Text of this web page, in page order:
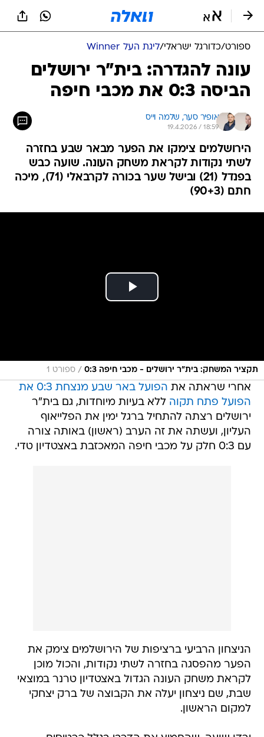
ספורט/כדורגל ישראלי/ליגת העל Winner
עונה להגדרה: בית"ר ירושלים
הביסה 0:3 את מכבי חיפה
אופיר סער, שלמה וייס
19.4.2026 / 18:59
הירושלמים צימקו את הפער מבאר שבע בחזרה
לשתי נקודות לקראת משחק העונה. שועה כבש
בפנדל (21) ובישל שער בכורה לקרבאלי (71), מיכה
חתם (90+3)
תקציר המשחק: בית"ר ירושלים - מכבי חיפה 0:3 / ספורט 1
אחרי שראתה את
הפועל באר שבע מנצחת 0:3 את
הפועל פתח תקוה ללא בעיות מיוחדות, גם בית"ר
ירושלים רצתה להתחיל ברגל ימין את הפלייאוף
העליון, ועשתה את זה הערב (ראשון) באותה צורה
עם 0:3 חלק על מכבי חיפה המאכזבת באצטדיון טדי.
הניצחון הרביעי ברציפות של הירושלמים צימק את
הפער מהפסגה בחזרה לשתי נקודות, והכול מוכן
לקראת משחק העונה הגדול באצטדיון טרנר במוצאי
שבת, שם ניצחון יעלה את הקבוצה של ברק יצחקי
למקום הראשון.